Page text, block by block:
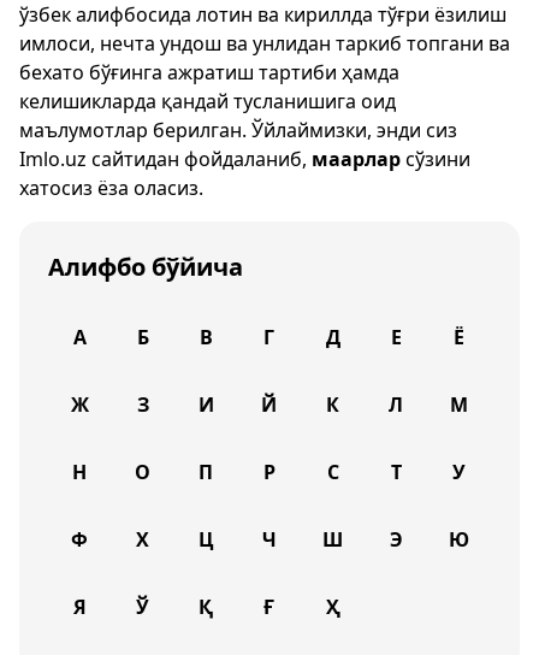
ўзбек алифбосида лотин ва кириллда тўғри ёзилиш
имлоси, нечта ундош ва унлидан таркиб топгани ва
бехато бўғинга ажратиш тартиби ҳамда
келишикларда қандай тусланишига оид
маълумотлар берилган. Ўйлаймизки, энди сиз
Imlo.uz сайтидан фойдаланиб, маарларсўзини
хатосиз ёза оласиз.
Алифбо бўйича
А Б В Г Д Е Ё
Ж З И Й К Л М
Н О П Р С Т У
Ф Х Ц Ч Ш Э Ю
Я Ў Қ Ғ Ҳ